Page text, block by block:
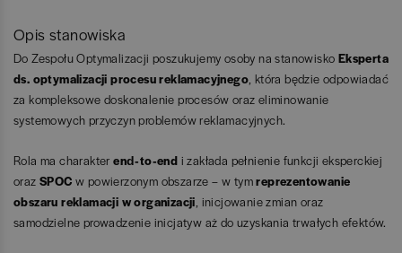
Opis stanowiska
Do Zespołu Optymalizacji poszukujemy osoby na stanowisko Eksperta
ds. optymalizacji procesu reklamacyjnego , która będzie odpowiadać
za kompleksowe doskonalenie procesów oraz eliminowanie
systemowych przyczyn problemów reklamacyjnych.
Rola ma charakterend‑to‑end i zakłada pełnienie funkcji eksperckiej
oraz SPOC w powierzonym obszarze – w tymreprezentowanie
obszaru reklamacji w organizacji , inicjowanie zmian oraz
samodzielne prowadzenie inicjatyw aż do uzyskania trwałych efektów.